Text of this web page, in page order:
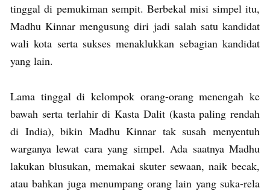
tinggal di pemukiman sempit. Berbekal misi simpel itu,
Madhu Kinnar mengusung diri jadi salah satu kandidat
wali kota serta sukses menaklukkan sebagian kandidat
yang lain.
Lama tinggal di kelompok orang-orang menengah ke
bawah serta terlahir di Kasta Dalit (kasta paling rendah
di India), bikin Madhu Kinnar tak susah menyentuh
warganya lewat cara yang simpel. Ada saatnya Madhu
lakukan blusukan, memakai skuter sewaan, naik becak,
atau bahkan juga menumpang orang lain yang suka-rela